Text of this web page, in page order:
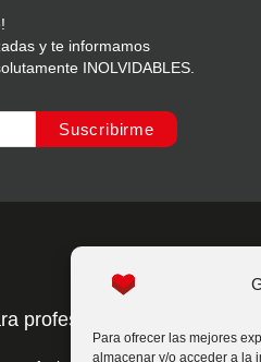
Para ofrecer las mejores
almacenar y/o acceder a la
y te informamos
INOLVIDABLES.
Suscribirme
profesionales